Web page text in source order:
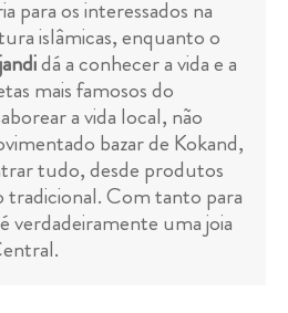
para os interessados na
islâmicas, enquanto o
dá a conhecer a vida e a
mais famosos do
a vida local, não
bazar de Kokand,
tudo, desde produtos
tradicional. Com tanto para
verdadeiramente uma joia